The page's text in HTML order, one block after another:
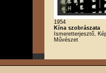
1954
Kína szobrászata
Ismeretterjesztő,
Művészet